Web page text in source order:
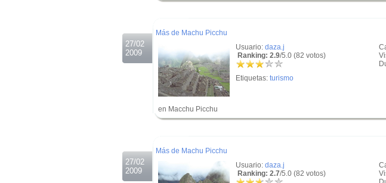
27/02
2009
Más de Machu Picchu
Usuario: daza.j
Ranking: 2.9/5.0 (82 votos)
Etiquetas: turismo
en Macchu Picchu
27/02
2009
Más de Machu Picchu
Usuario: daza.j
Ranking: 2.7/5.0 (82 votos)